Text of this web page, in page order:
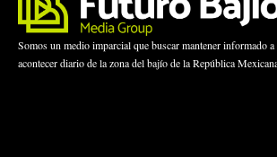
Somos un medio imparcial que buscar mantener informado
acontecer diario de la zona del bajío de la República